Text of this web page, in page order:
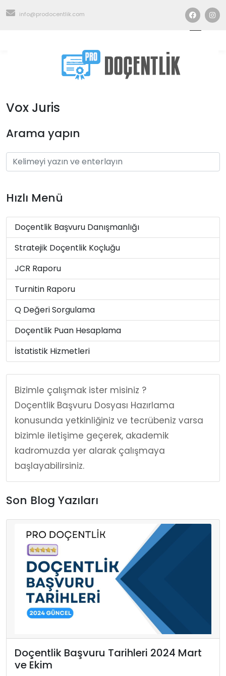
info@prodocentlik.com
Vox Juris
Arama yapın
Hızlı Menü
Doçentlik Başvuru Danışmanlığı
Stratejik Doçentlik Koçluğu
JCR Raporu
Turnitin Raporu
Q Değeri Sorgulama
Doçentlik Puan Hesaplama
İstatistik Hizmetleri
Bizimle çalışmak ister misiniz ?
Doçentlik Başvuru Dosyası Hazırlama
konusunda yetkinliğiniz ve tecrübeniz varsa
bizimle iletişime geçerek, akademik
kadromuzda yer alarak çalışmaya
başlayabilirsiniz.
Son Blog Yazıları
Doçentlik Başvuru Tarihleri 2024 Mart
ve Ekim